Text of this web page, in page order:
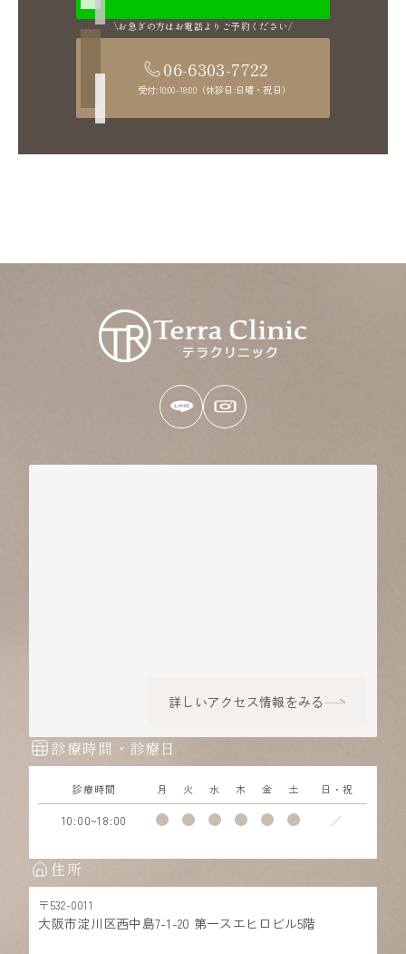
お急ぎの方はお電話よりご予約ください
06-6303-7722
受付:10:00-18:00（休診日:日曜・祝日）
詳しいアクセス情報をみる
診療時間・診療日
曜日別の診療時間
診療時間 月 火 水 木 金 土 日・祝
10:00~18:00 ／
住所
〒532-0011
大阪市淀川区西中島7-1-20 第一スエヒロビル5階